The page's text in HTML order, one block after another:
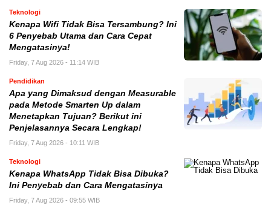
Teknologi
Kenapa Wifi Tidak Bisa Tersambung? Ini
6 Penyebab Utama dan Cara Cepat
Mengatasinya!
Friday, 7 Aug 2026 - 11:14 WIB
Pendidikan
Apa yang Dimaksud dengan Measurable
pada Metode Smarten Up dalam
Menetapkan Tujuan? Berikut ini
Penjelasannya Secara Lengkap!
Friday, 7 Aug 2026 - 10:11 WIB
Teknologi
Kenapa WhatsApp Tidak Bisa Dibuka?
Ini Penyebab dan Cara Mengatasinya
Friday, 7 Aug 2026 - 09:55 WIB